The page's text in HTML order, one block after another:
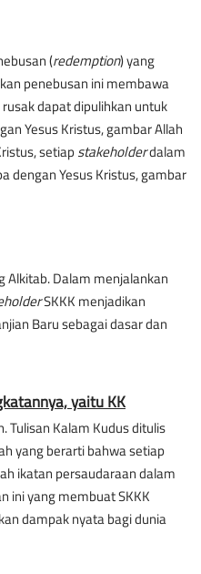
(redemption) yang
penebusan ini membawa
dapat dipulihkan untuk
Yesus Kristus, gambar Allah
setiap stakeholder dalam
dengan Yesus Kristus, gambar
Alkitab. Dalam menjalankan
SKKK menjadikan
Baru sebagai dasar dan
yaitu KK
Tulisan Kalam Kudus ditulis
yang berarti bahwa setiap
ikatan persaudaraan dalam
ini yang membuat SKKK
dampak nyata bagi dunia